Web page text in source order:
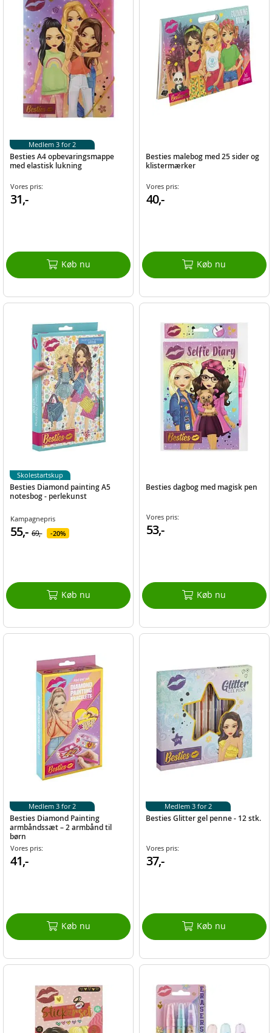
Besties A4 opbevaringsmappe
med elastisk lukning
Vores pris:
31,-
Køb nu
Medlem 3 for 2
Besties malebog med 25 sider og
klistermærker
Vores pris:
40,-
Køb nu
Besties Diamond painting A5
notesbog - perlekunst
Kampagnepris
55,- 69,- 20%
Køb nu
Skolestartskup
Besties dagbog med magisk pen
Vores pris:
53,-
Køb nu
Besties Diamond Painting
armbåndssæt – 2 armbånd til
børn
Vores pris:
41,-
Køb nu
Medlem 3 for 2
Besties Glitter gel penne - 12 stk.
Vores pris:
37,-
Køb nu
Medlem 3 for 2